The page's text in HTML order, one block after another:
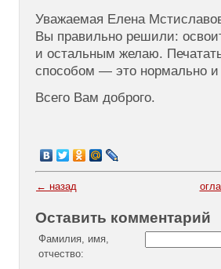
Уважаемая Елена
Вы правильно решили:
и остальным желаю.
способом — это нормально и
Всего Вам доброго.
← назад
Оставить комментарий
Фамилия, имя,
отчество: